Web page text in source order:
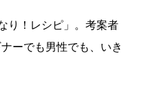
り！レシピ」。考案者
ーでも男性でも、いき